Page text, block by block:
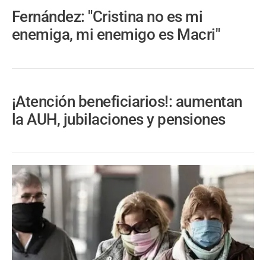
Fernández: "Cristina no es mi
enemiga, mi enemigo es Macri"
¡Atención beneficiarios!: aumentan
la AUH, jubilaciones y pensiones